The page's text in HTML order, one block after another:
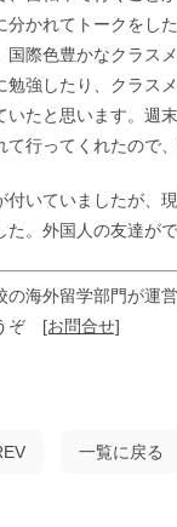
かれてトークをし
際色豊かなクラス
強したり、クラス
いたと思います。週
行ってくれたので
いていましたが、
。外国人の友達が
海外留学部門が運
ぞ [お問合せ]
一覧に戻る